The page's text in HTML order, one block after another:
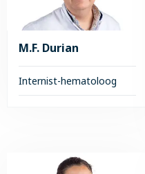
Bruininx
M.F. Durian
Internist-hematoloog